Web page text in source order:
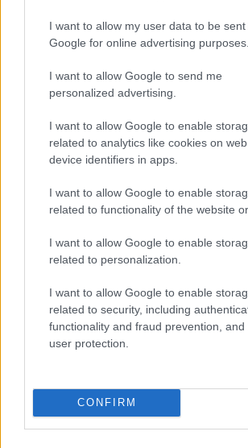
I want to allow my user data to be sent
Google for online advertising purposes.
I want to allow Google to send me
personalized advertising.
I want to allow Google to enable
related to analytics like cookies on
device identifiers in apps.
I want to allow Google to enable
related to functionality of the website
I want to allow Google to enable
related to personalization.
I want to allow Google to enable
related to security, including
functionality and fraud prevention, and
user protection.
CONFIRM
ΠΡΟΠΩΛΗΣΗ ΕΙΣΙΤΗΡΙΩΝ
poreiatheatre.com, more.com,
Nova, Public, βιβλιοπωλεία
Spot
Τεχνόπολη, αθηνόραμα.gr